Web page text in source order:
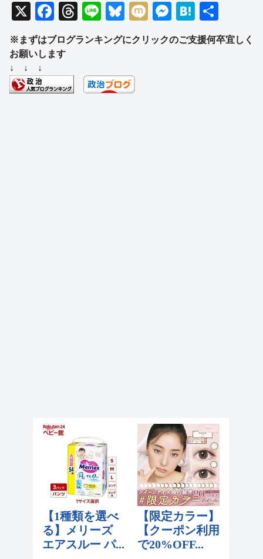
X
F
a
c
b
T
hr
e
d
Li
n
e
Bl
e
y
M
ixi
M
ss
H
at
e
有
※まずはブログランキングにクリックのご支援何卒宜しく
お願いします
↓ ↓ ↓